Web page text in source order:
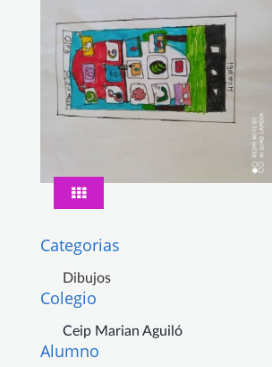
Categorias
Dibujos
Colegio
Ceip Marian Aguiló
Alumno